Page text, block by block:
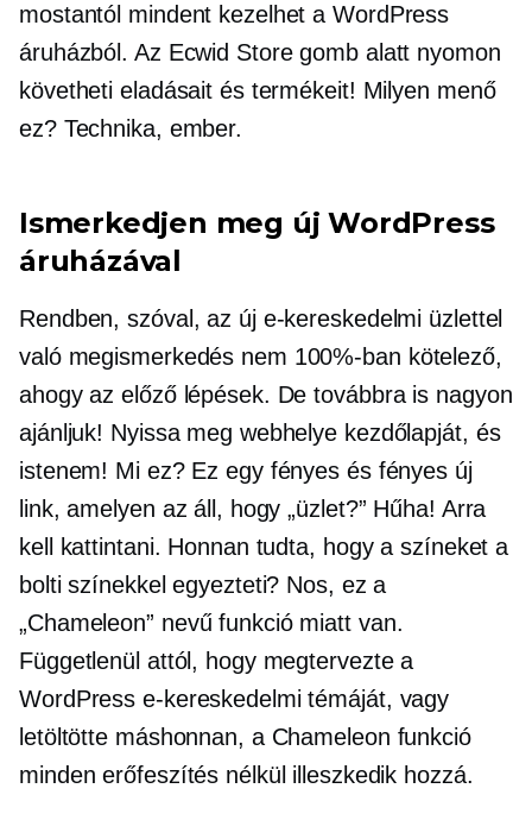
mostantól mindent kezelhet a WordPress
áruházból. Az Ecwid Store gomb alatt nyomon
követheti eladásait és termékeit! Milyen menő
ez? Technika, ember.
Ismerkedjen meg új WordPress
áruházával
Rendben, szóval, az új e-kereskedelmi üzlettel
való megismerkedés nem 100%-ban kötelező,
ahogy az előző lépések. De továbbra is nagyon
ajánljuk! Nyissa meg webhelye kezdőlapját, és
istenem! Mi ez? Ez egy fényes és fényes új
link, amelyen az áll, hogy „üzlet?” Hűha! Arra
kell kattintani. Honnan tudta, hogy a színeket a
bolti színekkel egyezteti? Nos, ez a
„Chameleon” nevű funkció miatt van.
Függetlenül attól, hogy megtervezte a
WordPress e-kereskedelmi témáját, vagy
letöltötte máshonnan, a Chameleon funkció
minden erőfeszítés nélkül illeszkedik hozzá.